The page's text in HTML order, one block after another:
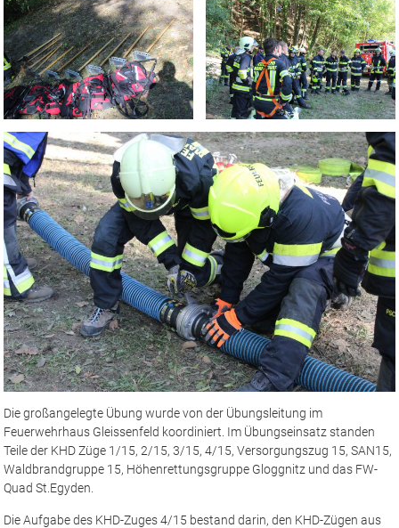
Die großangelegte Übung wurde von der Übungsleitung im
Feuerwehrhaus Gleissenfeld koordiniert. Im Übungseinsatz standen
Teile der KHD Züge 1/15, 2/15, 3/15, 4/15, Versorgungszug 15, SAN15,
Waldbrandgruppe 15, Höhenrettungsgruppe Gloggnitz und das FW-
Quad St.Egyden.
Die Aufgabe des KHD-Zuges 4/15 bestand darin, den KHD-Zügen aus